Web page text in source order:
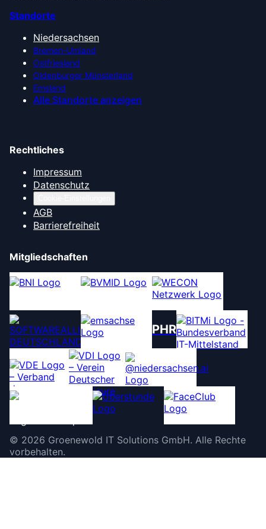
Standorte
Niedersachsen
Bremen-Umland
Ostfriesland
Oldenburger Münsterland
Emsland
Alle Standorte anzeigen
Rechtliches
Impressum
Datenschutz
AGB
Barrierefreiheit
Mitgliedschaften
PHR
© 2026 Groenewold IT Solutions GmbH. Alle Rechte
vorbehalten.